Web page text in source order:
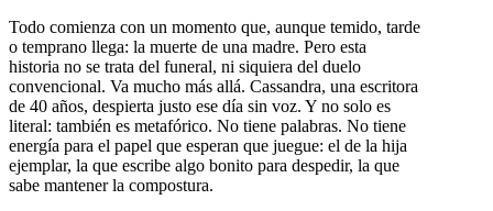
Todo comienza con un momento que, aunque temido, tarde
o temprano llega: la muerte de una madre. Pero esta
historia no se trata del funeral, ni siquiera del duelo
convencional. Va mucho más allá. Cassandra, una escritora
de 40 años, despierta justo ese día sin voz. Y no solo es
literal: también es metafórico. No tiene palabras. No tiene
energía para el papel que esperan que juegue: el de la hija
ejemplar, la que escribe algo bonito para despedir, la que
sabe mantener la compostura.